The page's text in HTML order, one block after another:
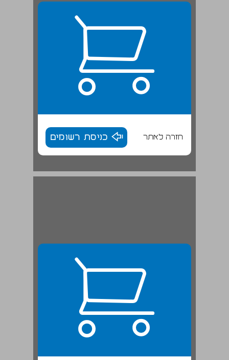
חזרה לאתר כניסת רשומים
"אבן מאסו הבונים" ... 22